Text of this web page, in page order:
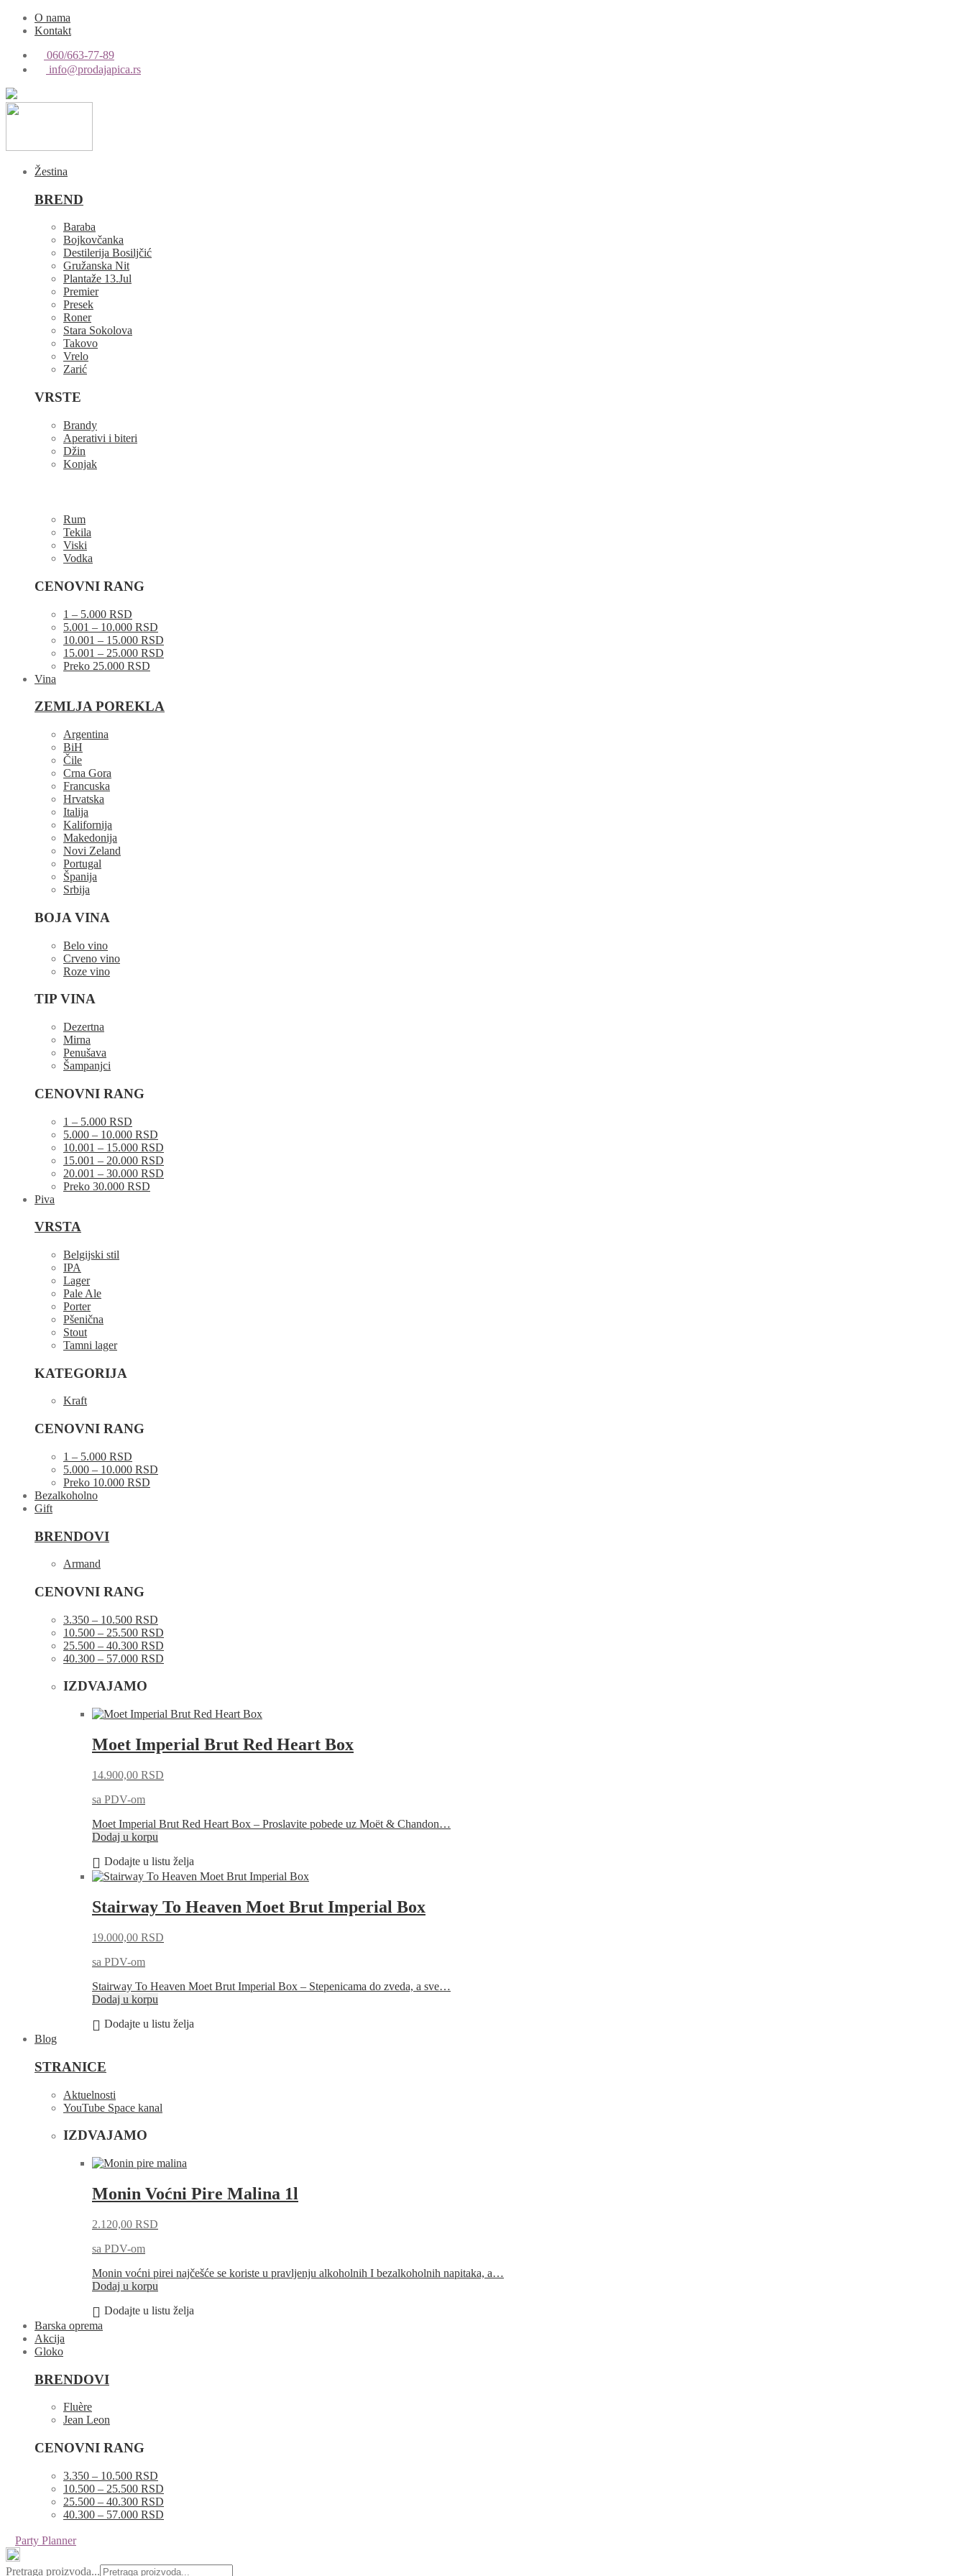
O nama
Kontakt
060/663-77-89
info@prodajapica.rs
Žestina
BREND
Baraba
Bojkovčanka
Destilerija Bosiljčić
Gružanska Nit
Plantaže 13.Jul
Premier
Presek
Roner
Stara Sokolova
Takovo
Vrelo
Zarić
VRSTE
Brandy
Aperativi i biteri
Džin
Konjak
Rum
Tekila
Viski
Vodka
CENOVNI RANG
1 – 5.000 RSD
5.001 – 10.000 RSD
10.001 – 15.000 RSD
15.001 – 25.000 RSD
Preko 25.000 RSD
Vina
ZEMLJA POREKLA
Argentina
BiH
Čile
Crna Gora
Francuska
Hrvatska
Italija
Kalifornija
Makedonija
Novi Zeland
Portugal
Španija
Srbija
BOJA VINA
Belo vino
Crveno vino
Roze vino
TIP VINA
Dezertna
Mirna
Penušava
Šampanjci
CENOVNI RANG
1 – 5.000 RSD
5.000 – 10.000 RSD
10.001 – 15.000 RSD
15.001 – 20.000 RSD
20.001 – 30.000 RSD
Preko 30.000 RSD
Piva
VRSTA
Belgijski stil
IPA
Lager
Pale Ale
Porter
Pšenična
Stout
Tamni lager
KATEGORIJA
Kraft
CENOVNI RANG
1 – 5.000 RSD
5.000 – 10.000 RSD
Preko 10.000 RSD
Bezalkoholno
Gift
BRENDOVI
Armand
CENOVNI RANG
3.350 – 10.500 RSD
10.500 – 25.500 RSD
25.500 – 40.300 RSD
40.300 – 57.000 RSD
IZDVAJAMO
Moet Imperial Brut Red Heart Box
14.900,00 RSD
sa PDV-om
Moet Imperial Brut Red Heart Box – Proslavite pobede uz Moët & Chandon…
Dodaj u korpu
Dodajte u listu želja
Stairway To Heaven Moet Brut Imperial Box
19.000,00 RSD
sa PDV-om
Stairway To Heaven Moet Brut Imperial Box – Stepenicama do zveda, a sve…
Dodaj u korpu
Dodajte u listu želja
Blog
STRANICE
Aktuelnosti
YouTube Space kanal
IZDVAJAMO
Monin Voćni Pire Malina 1l
2.120,00 RSD
sa PDV-om
Monin voćni pirei najčešće se koriste u pravljenju alkoholnih I bezalkoholnih napitaka, a…
Dodaj u korpu
Dodajte u listu želja
Barska oprema
Akcija
Gloko
BRENDOVI
Fluère
Jean Leon
CENOVNI RANG
3.350 – 10.500 RSD
10.500 – 25.500 RSD
25.500 – 40.300 RSD
40.300 – 57.000 RSD
Party Planner
Pretraga proizvoda...